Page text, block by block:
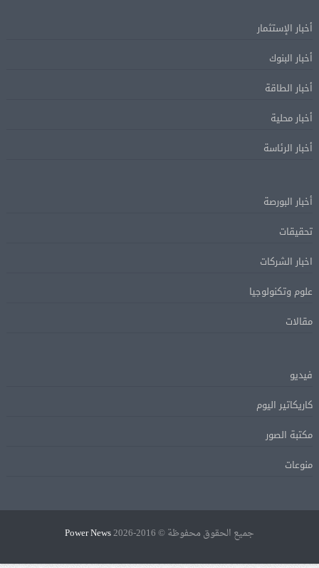
أخبار الإستثمار
أخبار البنوك
أخبار الطاقة
أخبار محلية
أخبار الرئاسة
أخبار البورصة
تحقيقات
اخبار الشركات
علوم وتكنولوجيا
مقالات
فيديو
كاريكاتير اليوم
مكتبة الصور
منوعات
جميع الحقوق محفوظة © 2016-2026 Power News